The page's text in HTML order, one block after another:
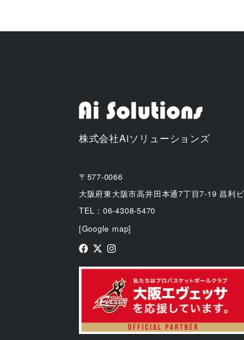
株式会社Aiソリューションズ
〒577-0066
大阪府東大阪市高井田本通7丁目7-19 昌利
TEL：06-4308-5470
[Google map]